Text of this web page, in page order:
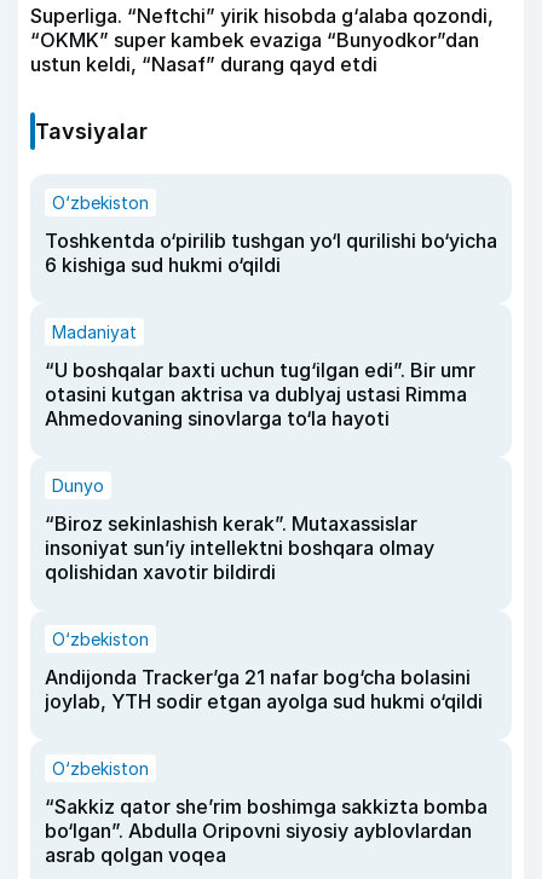
Superliga. “Neftchi” yirik hisobda g‘alaba qozondi,
“OKMK” super kambek evaziga “Bunyodkor”dan
ustun keldi, “Nasaf” durang qayd etdi
Tavsiyalar
O‘zbekiston
Toshkentda o‘pirilib tushgan yo‘l qurilishi bo‘yicha
6 kishiga sud hukmi o‘qildi
Madaniyat
“U boshqalar baxti uchun tug‘ilgan edi”. Bir umr
otasini kutgan aktrisa va dublyaj ustasi Rimma
Ahmedovaning sinovlarga to‘la hayoti
Dunyo
“Biroz sekinlashish kerak”. Mutaxassislar
insoniyat sun’iy intellektni boshqara olmay
qolishidan xavotir bildirdi
O‘zbekiston
Andijonda Tracker’ga 21 nafar bog‘cha bolasini
joylab, YTH sodir etgan ayolga sud hukmi o‘qildi
O‘zbekiston
“Sakkiz qator she’rim boshimga sakkizta bomba
bo‘lgan”. Abdulla Oripovni siyosiy ayblovlardan
asrab qolgan voqea